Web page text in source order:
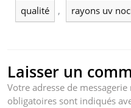
qualité , rayons uv
Laisser un
Votre adresse de
obligatoires sont indiqués